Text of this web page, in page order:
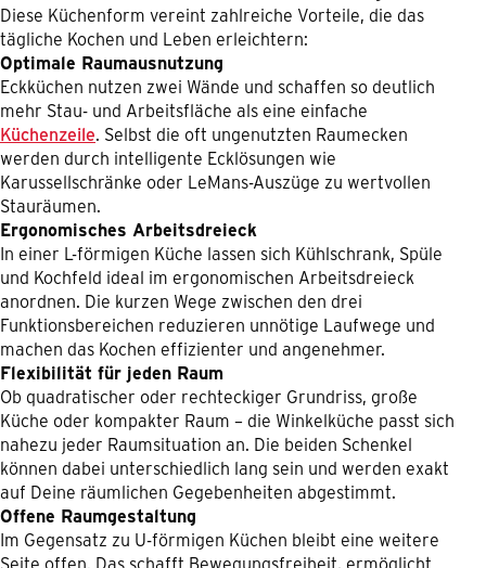
Diese Küchenform vereint zahlreiche Vorteile, die das
tägliche Kochen und Leben erleichtern:
Optimale Raumausnutzung
Eckküchen nutzen zwei Wände und schaffen so deutlich
mehr Stau- und Arbeitsfläche als eine einfache
Küchenzeile. Selbst die oft ungenutzten Raumecken
werden durch intelligente Ecklösungen wie
Karussellschränke oder LeMans-Auszüge zu wertvollen
Stauräumen.
Ergonomisches Arbeitsdreieck
In einer L-förmigen Küche lassen sich Kühlschrank, Spüle
und Kochfeld ideal im ergonomischen Arbeitsdreieck
anordnen. Die kurzen Wege zwischen den drei
Funktionsbereichen reduzieren unnötige Laufwege und
machen das Kochen effizienter und angenehmer.
Flexibilität für jeden Raum
Ob quadratischer oder rechteckiger Grundriss, große
Küche oder kompakter Raum – die Winkelküche passt sich
nahezu jeder Raumsituation an. Die beiden Schenkel
können dabei unterschiedlich lang sein und werden exakt
auf Deine räumlichen Gegebenheiten abgestimmt.
Offene Raumgestaltung
Im Gegensatz zu U-förmigen Küchen bleibt eine weitere
Seite offen. Das schafft Bewegungsfreiheit, ermöglicht